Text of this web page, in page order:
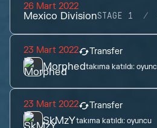
26 Mart 2022
Mexico DivisionSTAGE 1
23 Mart 2022 Transfer
Morphedtakıma katıldı:
23 Mart 2022 Transfer
SkMzYtakıma katıldı:oyuncu